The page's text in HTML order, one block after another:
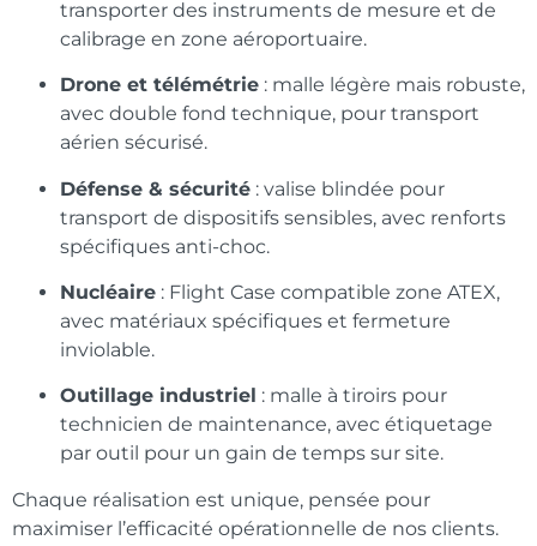
transporter des instruments de mesure et de
calibrage en zone aéroportuaire.
Drone et télémétrie : malle légère mais robuste,
avec double fond technique, pour transport
aérien sécurisé.
Défense & sécurité : valise blindée pour
transport de dispositifs sensibles, avec renforts
spécifiques anti-choc.
Nucléaire : Flight Case compatible zone ATEX,
avec matériaux spécifiques et fermeture
inviolable.
Outillage industriel : malle à tiroirs pour
technicien de maintenance, avec étiquetage
par outil pour un gain de temps sur site.
Chaque réalisation est unique, pensée pour
maximiser l’efficacité opérationnelle de nos clients.